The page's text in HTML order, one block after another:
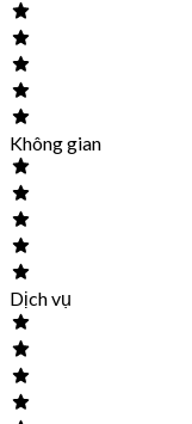
Không gian
Dịch vụ